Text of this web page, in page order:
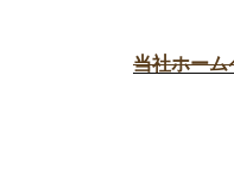
当社ホーム